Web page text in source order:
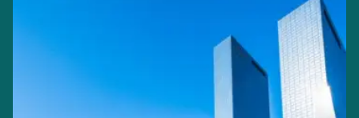
Omdat de NS-poortjes zowel de QR-code en de
barcode van tickets als van digitale bankkaarten kunnen
lezen. In zeldzame gevallen kan een poortje per ongeluk
een bankkaart op je telefoon lezen in plaats van de
barcode of QR-code op je ticket, wat resulteert in